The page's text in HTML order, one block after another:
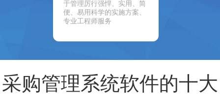
于管理厉行强悍、实用、简
便、易用科学的实施方案、
专业工程师服务
采购管理系统软件的十大